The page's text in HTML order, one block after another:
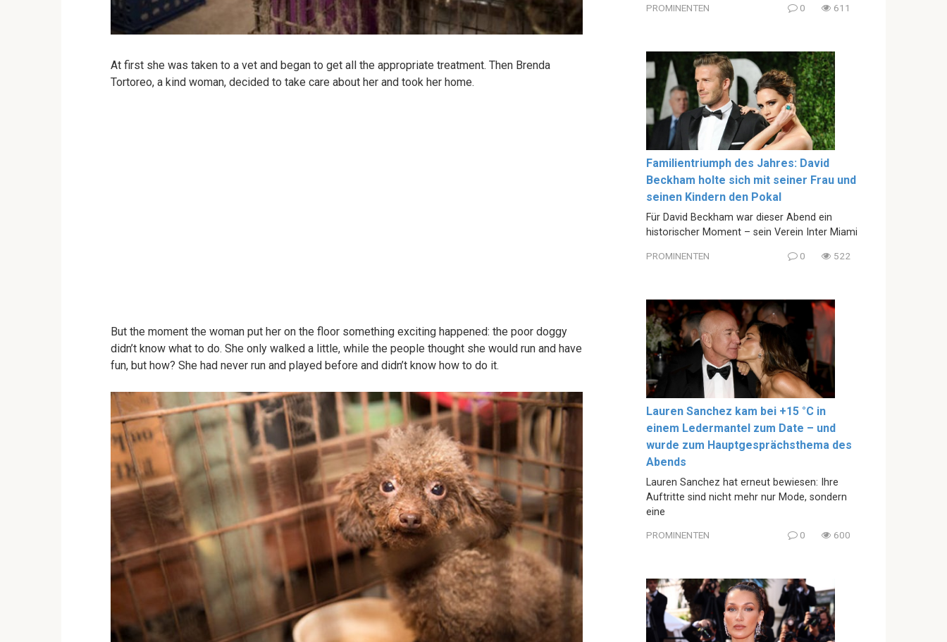
At first she was taken to a vet and began to get all the appropriate treatment. Then Brenda
Tortoreo, a kind woman, decided to take care about her and took her home.
But the moment the woman put her on the floor something exciting happened: the poor doggy
didn’t know what to do. She only walked a little, while the people thought she would run and have
fun, but how? She had never run and played before and didn’t know how to do it.
PROMINENTEN 0 611
Familientriumph des Jahres: David
Beckham holte sich mit seiner Frau und
seinen Kindern den Pokal
Für David Beckham war dieser Abend ein
historischer Moment – sein Verein Inter Miami
PROMINENTEN 0 522
Lauren Sanchez kam bei +15 °C in
einem Ledermantel zum Date – und
wurde zum Hauptgesprächsthema des
Abends
Lauren Sanchez hat erneut bewiesen: Ihre
Auftritte sind nicht mehr nur Mode, sondern
eine
PROMINENTEN 0 600